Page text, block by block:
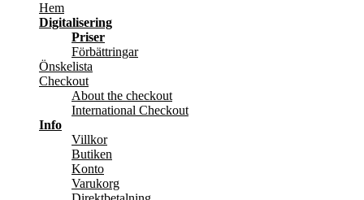
Hem
Digitalisering
Priser
Förbättringar
Önskelista
Checkout
About the checkout
International Checkout
Info
Villkor
Butiken
Konto
Varukorg